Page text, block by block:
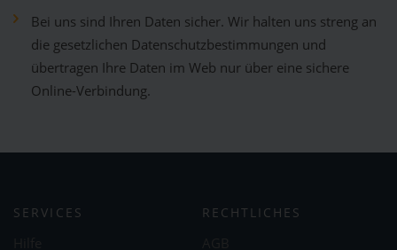
Bei uns sind Ihren Daten sicher. Wir halten uns streng an
die gesetzlichen Datenschutzbestimmungen und
übertragen Ihre Daten im Web nur über eine sichere
Online-Verbindung.
SERVICES RECHTLICHES